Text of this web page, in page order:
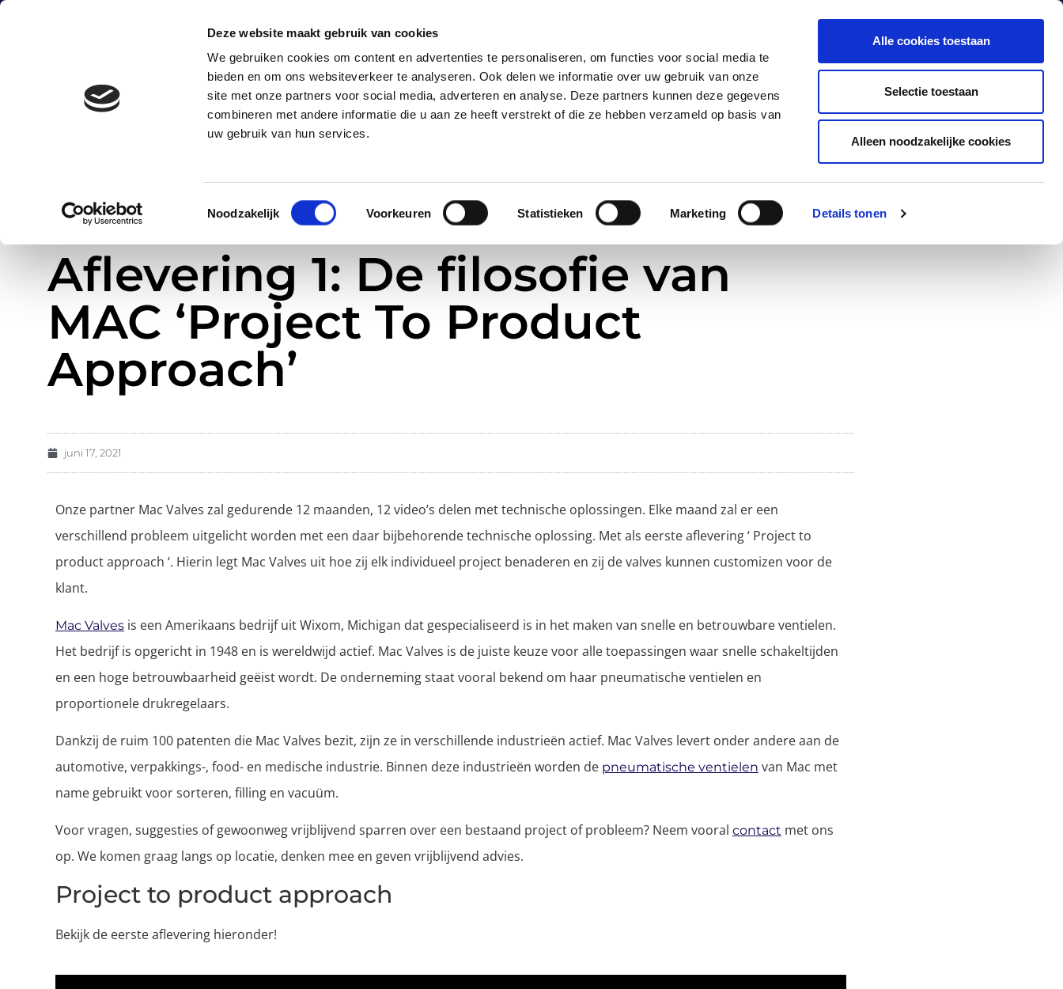
Deze website maakt gebruik van cookies
We gebruiken cookies om content en advertenties te personaliseren, om functies voor social media te
bieden en om ons websiteverkeer te analyseren. Ook delen we informatie over uw gebruik van onze
site met onze partners voor social media, adverteren en analyse. Deze partners kunnen deze gegevens
combineren met andere informatie die u aan ze heeft verstrekt of die ze hebben verzameld op basis van
uw gebruik van hun services.
Toestemmingsselectie
Noodzakelijk Voorkeuren Statistieken Marketing Details tonen
Alle cookies toestaan
Selectie toestaan
Alleen noodzakelijke cookies
Home Over Ons Nieuws Merken Producten
Home»Aflevering 1: De filosofie van MAC ‘Project To Product Approach’
Aflevering 1: De filosofie van
MAC ‘Project To Product
Approach’
juni 17, 2021
Onze partner Mac Valves zal gedurende 12 maanden, 12 video’s delen met technische oplossingen. Elke maand zal er een
verschillend probleem uitgelicht worden met een daar bijbehorende technische oplossing. Met als eerste aflevering ‘ Project to
product approach ‘. Hierin legt Mac Valves uit hoe zij elk individueel project benaderen en zij de valves kunnen customizen voor de
klant.
Mac Valves is een Amerikaans bedrijf uit Wixom, Michigan dat gespecialiseerd is in het maken van snelle en betrouwbare ventielen.
Het bedrijf is opgericht in 1948 en is wereldwijd actief. Mac Valves is de juiste keuze voor alle toepassingen waar snelle schakeltijden
en een hoge betrouwbaarheid geëist wordt. De onderneming staat vooral bekend om haar pneumatische ventielen en
proportionele drukregelaars.
Dankzij de ruim 100 patenten die Mac Valves bezit, zijn ze in verschillende industrieën actief. Mac Valves levert onder andere aan de
automotive, verpakkings-, food- en medische industrie. Binnen deze industrieën worden de pneumatische ventielen van Mac met
name gebruikt voor sorteren, filling en vacuüm.
Voor vragen, suggesties of gewoonweg vrijblijvend sparren over een bestaand project of probleem? Neem vooral contact met ons
op. We komen graag langs op locatie, denken mee en geven vrijblijvend advies.
Project to product approach
Bekijk de eerste aflevering hieronder!